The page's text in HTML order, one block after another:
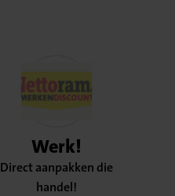
Werk!
Direct aanpakken die
handel!